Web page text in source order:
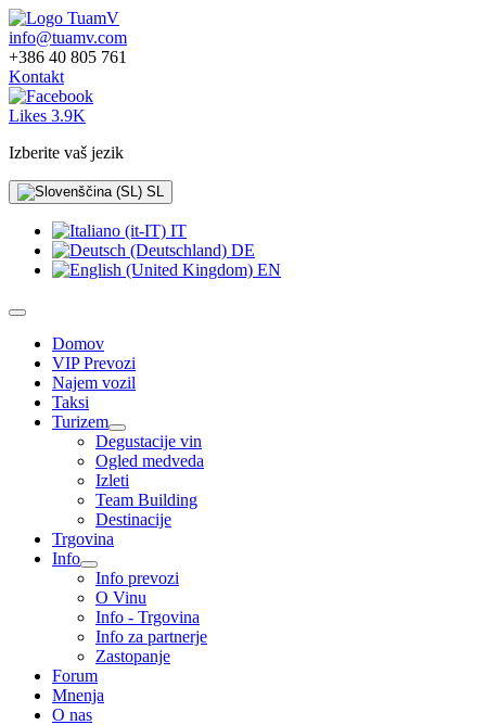
info@tuamv.com
+386 40 805 761
Kontakt
Likes 3.9K
Izberite vaš jezik
SL
IT
DE
EN
Domov
VIP Prevozi
Najem vozil
Taksi
Turizem
Degustacije vin
Ogled medveda
Izleti
Team Building
Destinacije
Trgovina
Info
Info prevozi
O Vinu
Info - Trgovina
Info za partnerje
Zastopanje
Forum
Mnenja
O nas